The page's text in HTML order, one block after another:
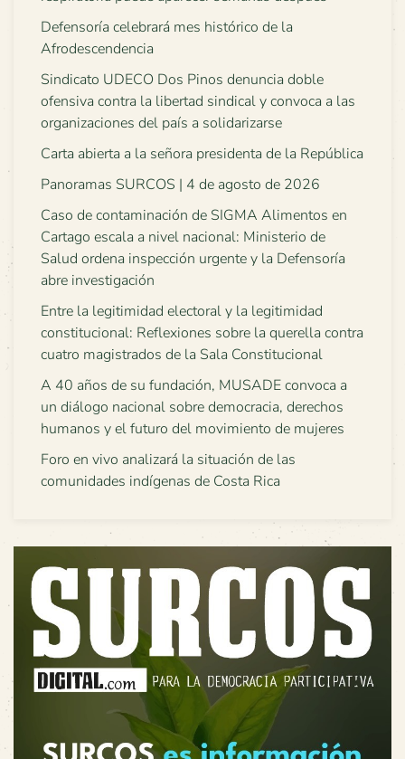
Defensoría celebrará mes histórico de la
Afrodescendencia
Sindicato UDECO Dos Pinos denuncia doble
ofensiva contra la libertad sindical y convoca a las
organizaciones del país a solidarizarse
Carta abierta a la señora presidenta de la República
Panoramas SURCOS | 4 de agosto de 2026
Caso de contaminación de SIGMA Alimentos en
Cartago escala a nivel nacional: Ministerio de
Salud ordena inspección urgente y la Defensoría
abre investigación
Entre la legitimidad electoral y la legitimidad
constitucional: Reflexiones sobre la querella contra
cuatro magistrados de la Sala Constitucional
A 40 años de su fundación, MUSADE convoca a
un diálogo nacional sobre democracia, derechos
humanos y el futuro del movimiento de mujeres
Foro en vivo analizará la situación de las
comunidades indígenas de Costa Rica